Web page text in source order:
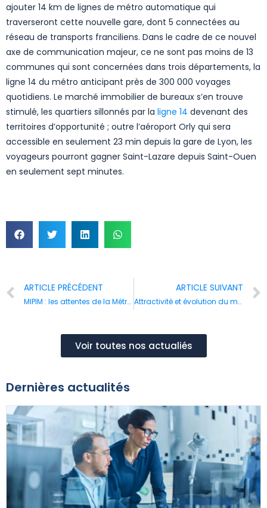
ajouter 14 km de lignes de métro automatique qui
traverseront cette nouvelle gare, dont 5 connectées au
réseau de transports franciliens. Dans le cadre de ce nouvel
axe de communication majeur, ce ne sont pas moins de 13
communes qui sont concernées dans trois départements, la
ligne 14 du métro anticipant près de 300 000 voyages
quotidiens. Le marché immobilier de bureaux s’en trouve
stimulé, les quartiers sillonnés par la ligne 14 devenant des
territoires d’opportunité ; outre l’aéroport Orly qui sera
accessible en seulement 23 min depuis la gare de Lyon, les
voyageurs pourront gagner Saint-Lazare depuis Saint-Ouen
en seulement sept minutes.
ARTICLE PRÉCÉDENT
MIPIM : les attentes de la Métropole lyonnaise vis-à-vis des promoteurs immobiliers
ARTICLE SUIVANT
Attractivité et évolution du marché immobilier logistique
Voir toutes nos actualiés
Dernières actualités